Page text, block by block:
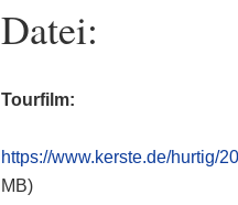
Datei:
Tourfilm:
https://www.kerste.de/hurtig/
MB)